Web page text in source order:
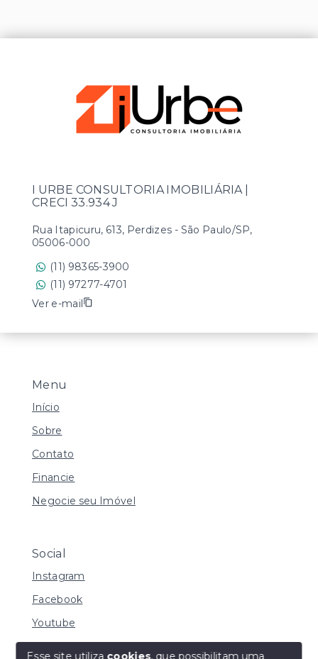
Menu
Início
Sobre
Contato
Financie
Negocie seu Imóvel
Social
Instagram
Facebook
Youtube
I URBE CONSULTORIA IMOBILIÁRIA |
CRECI 33.934 J
Rua Itapicuru, 613, Perdizes - São Paulo/SP,
05006-000
(11) 98365-3900
(11) 97277-4701
Ver e-mail
Esse site utiliza cookies, que possibilitam uma